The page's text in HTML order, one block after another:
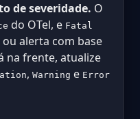
de severidade. O
do OTel, e Fatal
ou alerta com base
na frente, atualize
, Warning e Error